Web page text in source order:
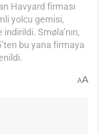
Havyard firması
yolcu gemisi,
Smøla’nın,
bu yana firmaya
AA